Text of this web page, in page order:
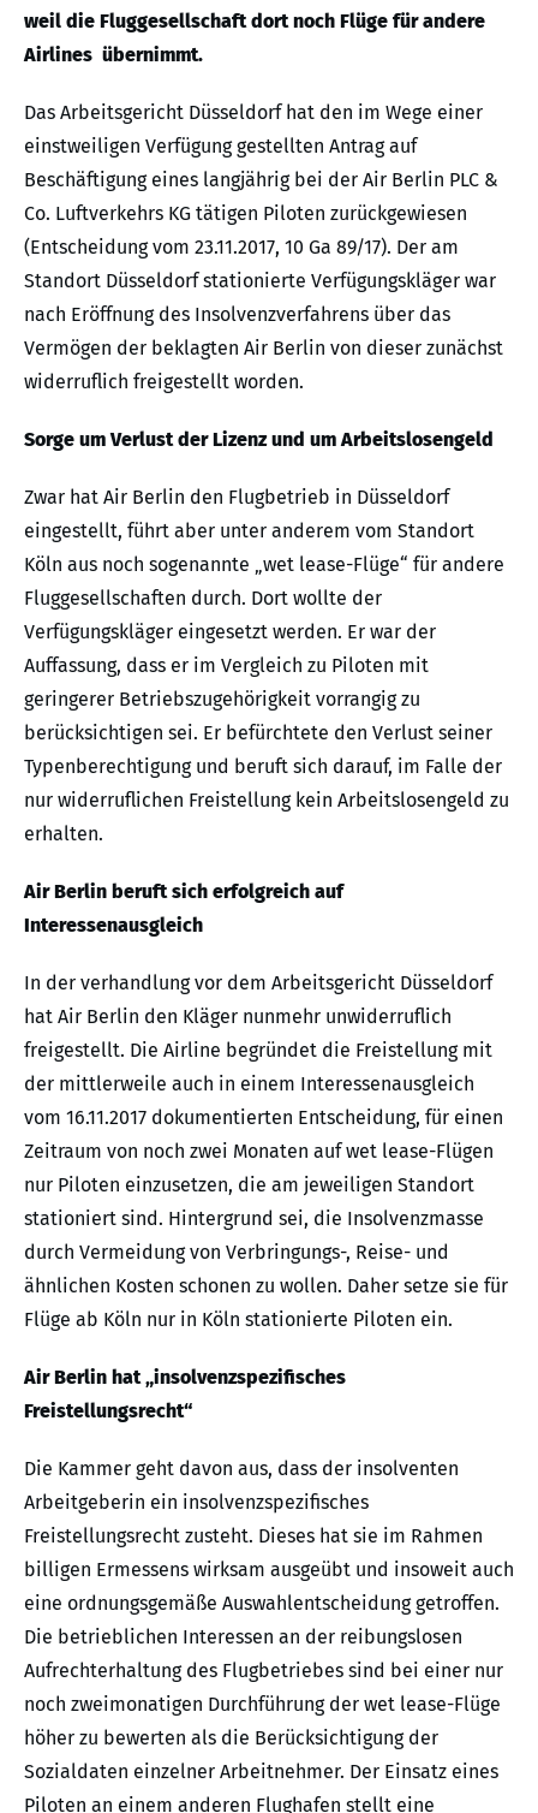
weil die Fluggesellschaft dort noch Flüge für andere
Airlines übernimmt.
Das Arbeitsgericht Düsseldorf hat den im Wege einer
einstweiligen Verfügung gestellten Antrag auf
Beschäftigung eines langjährig bei der Air Berlin PLC &
Co. Luftverkehrs KG tätigen Piloten zurückgewiesen
(Entscheidung vom 23.11.2017, 10 Ga 89/17). Der am
Standort Düsseldorf stationierte Verfügungskläger war
nach Eröffnung des Insolvenzverfahrens über das
Vermögen der beklagten Air Berlin von dieser zunächst
widerruflich freigestellt worden.
Sorge um Verlust der Lizenz und um Arbeitslosengeld
Zwar hat Air Berlin den Flugbetrieb in Düsseldorf
eingestellt, führt aber unter anderem vom Standort
Köln aus noch sogenannte „wet lease-Flüge“ für andere
Fluggesellschaften durch. Dort wollte der
Verfügungskläger eingesetzt werden. Er war der
Auffassung, dass er im Vergleich zu Piloten mit
geringerer Betriebszugehörigkeit vorrangig zu
berücksichtigen sei. Er befürchtete den Verlust seiner
Typenberechtigung und beruft sich darauf, im Falle der
nur widerruflichen Freistellung kein Arbeitslosengeld zu
erhalten.
Air Berlin beruft sich erfolgreich auf
Interessenausgleich
In der verhandlung vor dem Arbeitsgericht Düsseldorf
hat Air Berlin den Kläger nunmehr unwiderruflich
freigestellt. Die Airline begründet die Freistellung mit
der mittlerweile auch in einem Interessenausgleich
vom 16.11.2017 dokumentierten Entscheidung, für einen
Zeitraum von noch zwei Monaten auf wet lease-Flügen
nur Piloten einzusetzen, die am jeweiligen Standort
stationiert sind. Hintergrund sei, die Insolvenzmasse
durch Vermeidung von Verbringungs-, Reise- und
ähnlichen Kosten schonen zu wollen. Daher setze sie für
Flüge ab Köln nur in Köln stationierte Piloten ein.
Air Berlin hat „insolvenzspezifisches
Freistellungsrecht“
Die Kammer geht davon aus, dass der insolventen
Arbeitgeberin ein insolvenzspezifisches
Freistellungsrecht zusteht. Dieses hat sie im Rahmen
billigen Ermessens wirksam ausgeübt und insoweit auch
eine ordnungsgemäße Auswahlentscheidung getroffen.
Die betrieblichen Interessen an der reibungslosen
Aufrechterhaltung des Flugbetriebes sind bei einer nur
noch zweimonatigen Durchführung der wet lease-Flüge
höher zu bewerten als die Berücksichtigung der
Sozialdaten einzelner Arbeitnehmer. Der Einsatz eines
Piloten an einem anderen Flughafen stellt eine